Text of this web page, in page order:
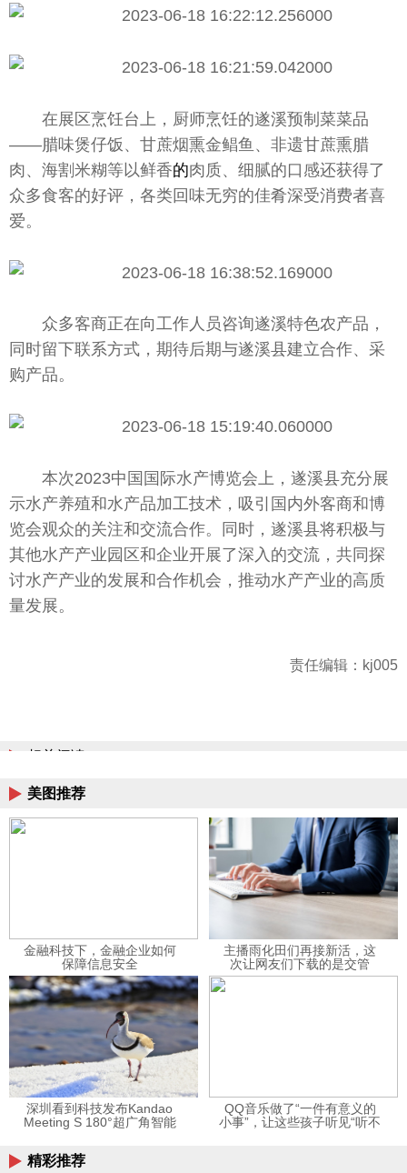
在展区烹饪台 上，厨师烹饪的遂溪预制菜菜品
——腊味煲仔饭、甘蔗烟熏金鲳鱼、非遗甘蔗熏腊
肉、海割米糊等以鲜香的肉质、细腻的口感还获得了
众多食客的好评，各类回味无穷的佳肴深受消费者喜
爱。
众多客商正在向工作人员咨询遂溪特色农产品，
同时留下联系方式，期待后期与遂溪县建立合作、采
购产品。
本次2023中国 国际水产博览会上，遂溪县充分展
示水产养殖和水产品加工技术，吸引国内外客商和博
览会观众的关注和交流合作。同时，遂溪县将积极与
其他水产产业园区和企业开展了深入的交流，共同探
讨水产产业的发展和合作机会，推动水产产业的高质
量发展。
责任编辑：kj005
相关阅读
美图推荐
金融科技下，金融企业如何
保障信息安全
主播雨化田们再接新活，这
次让网友们下载的是交管
12123APP
深圳看到科技发布Kandao
Meeting S 180°超广角智能
QQ音乐做了“一件有意义的
小事”，让这些孩子听见“听不
精彩推荐